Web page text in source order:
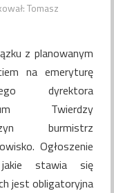
Tomasz
z planowanym
na emeryturę
dyrektora
Twierdzy
burmistrz
Ogłoszenie
jakie stawia się
jest obligatoryjna